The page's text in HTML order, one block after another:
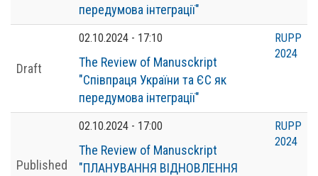
передумова інтеграції"
Draft
02.10.2024 - 17:10
The Review of Manusckript
"Співпраця України та ЄС як
передумова інтеграції"
RUPP
2024
Published
02.10.2024 - 17:00
The Review of Manusckript
"ПЛАНУВАННЯ ВІДНОВЛЕННЯ
RUPP
2024